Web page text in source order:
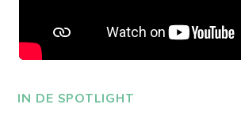
IN DE SPOTLIGHT